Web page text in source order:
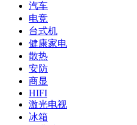
汽车
电竞
台式机
健康家电
散热
安防
商显
HIFI
激光电视
冰箱